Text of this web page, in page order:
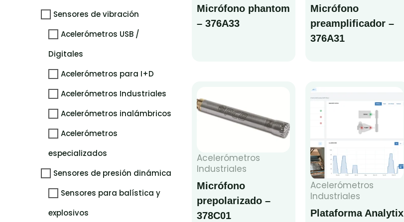
Sensores de vibración
Acelerómetros USB /
Digitales
Acelerómetros para I+D
Acelerómetros Industriales
Acelerómetros inalámbricos
Acelerómetros
especializados
Sensores de presión dinámica
Sensores para balística y
explosivos
Micrófono phantom
– 376A33
Micrófono
preamplificador –
376A31
Acelerómetros
Industriales
Micrófono
prepolarizado –
378C01
Acelerómetros
Industriales
Plataforma Analytix